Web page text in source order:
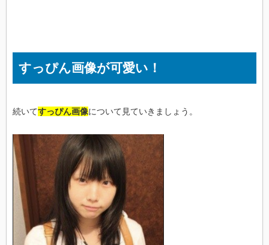
すっぴん画像が可愛い！
続いてすっぴん画像について見ていきましょう。